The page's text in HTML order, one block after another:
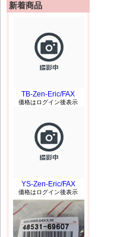
新着商品
TB-Zen-Eric/FAX
価格はログイン後表示
YS-Zen-Eric/FAX
価格はログイン後表示